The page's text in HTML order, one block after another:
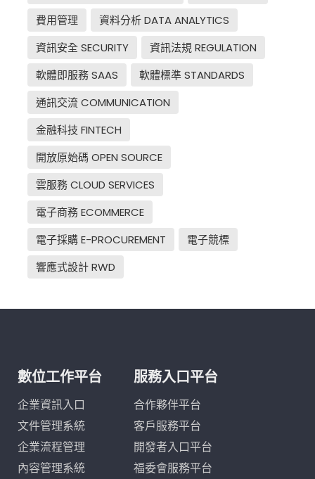
費用管理
資料分析 DATA ANALYTICS
資訊安全 SECURITY
資訊法規 REGULATION
軟體即服務 SAAS
軟體標準 STANDARDS
通訊交流 COMMUNICATION
金融科技 FINTECH
開放原始碼 OPEN SOURCE
雲服務 CLOUD SERVICES
電子商務 ECOMMERCE
電子採購 E-PROCUREMENT
電子競標
響應式設計 RWD
數位工作平台
企業資訊入口
文件管理系統
企業流程管理
內容管理系統
服務入口平台
合作夥伴平台
客戶服務平台
開發者入口平台
福委會服務平台